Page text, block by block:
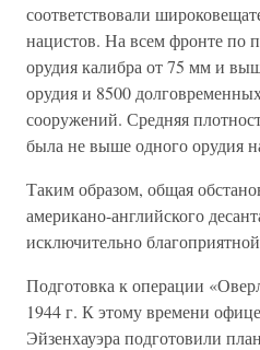
соответствовали
нацистов. На всем фронте по
орудия калибра от 75 мм и
орудия и 8500
сооружений. Средняя
была не выше одного орудия
Таким образом, общая
американо-английского
исключительно
Подготовка к операции
1944 г. К этому времени
Эйзенхауэра подготовили